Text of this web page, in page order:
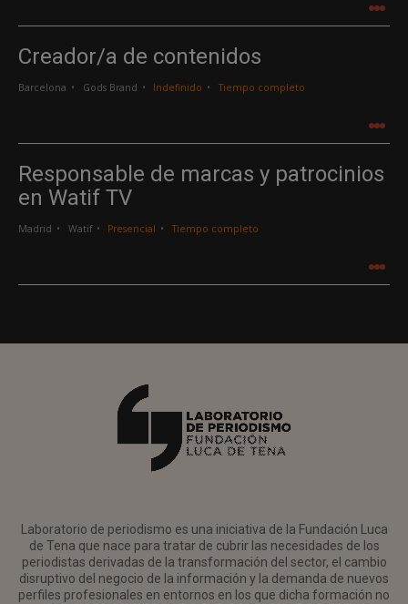
Creador/a de contenidos
Barcelona Gods Brand Indefinido Tiempo completo
Responsable de marcas y patrocinios
en Watif TV
Madrid Watif Presencial Tiempo completo
Laboratorio de periodismo es una iniciativa de la Fundación Luca
de Tena que nace para tratar de cubrir las necesidades de los
periodistas derivadas de la transformación del sector, el cambio
disruptivo del negocio de la información y la demanda de nuevos
perfiles profesionales en entornos en los que dicha formación no